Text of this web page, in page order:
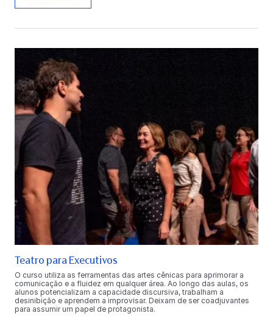
Teatro para Executivos
O curso utiliza as ferramentas das artes cênicas para aprimorar a
comunicação e a fluidez em qualquer área. Ao longo das aulas, os
alunos potencializam a capacidade discursiva, trabalham a
desinibição e aprendem a improvisar. Deixam de ser coadjuvantes
para assumir um papel de protagonista.